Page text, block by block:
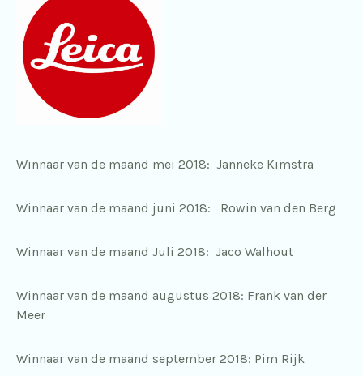
Winnaar van de maand mei 2018: Janneke Kimstra
Winnaar van de maand juni 2018: Rowin van den Berg
Winnaar van de maand Juli 2018: Jaco Walhout
Winnaar van de maand augustus 2018: Frank van der
Meer
Winnaar van de maand september 2018: Pim Rijk